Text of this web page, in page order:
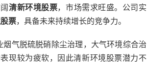
清新环境股票，市场需求旺盛。公司实
票，具备未来持续增长的竞争力。
烟气脱硫脱硝除尘治理，大气环境综合治
现较为疲软，因此清新环境股票潜力不